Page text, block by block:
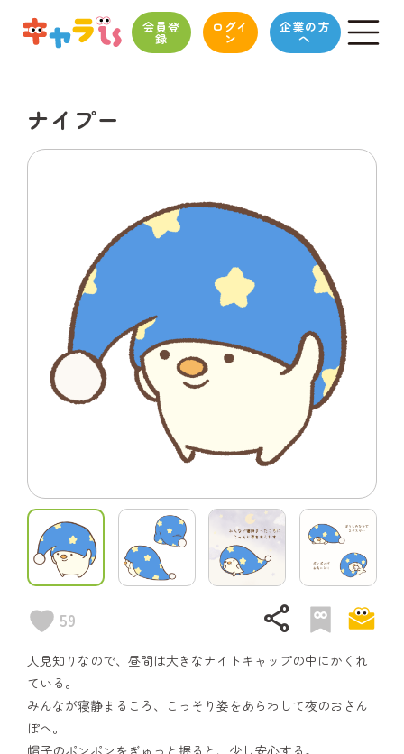
会員登
録
ログイ
ン
企業の方
へ
ナイプー
59 share
人見知りなので、昼間は大きなナイトキャップの中にかくれ
ている。
みんなが寝静まるころ、こっそり姿をあらわして夜のおさん
ぽへ。